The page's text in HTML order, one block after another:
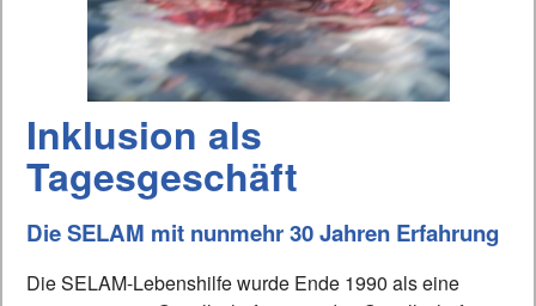
Inklusion als
Tagesgeschäft
Die SELAM mit nunmehr 30 Jahren Erfahrung
Die SELAM-Lebenshilfe wurde Ende 1990 als eine